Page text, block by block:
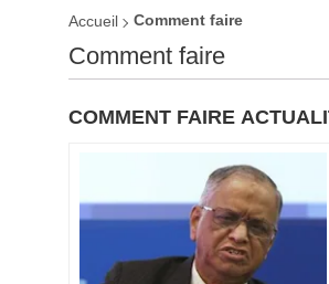
Accueil Comment faire
Comment faire
COMMENT FAIRE